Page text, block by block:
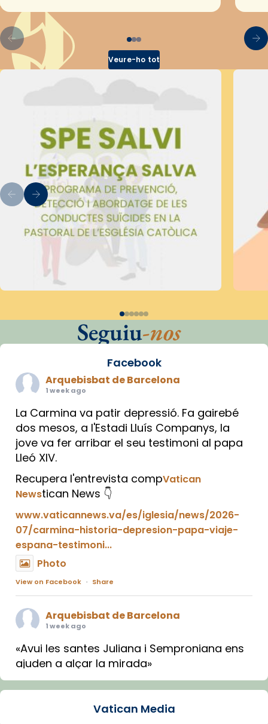
Veure-ho tot
Seguiu-nos
Facebook
Arquebisbat de Barcelona
1 week ago
La Carmina va patir depressió. Fa gairebé
dos mesos, a l'Estadi Lluís Companys, la
jove va fer arribar el seu testimoni al papa
Lleó XIV.
Recupera l'entrevista compVatican
Newstican News 👇
www.vaticannews.va/es/iglesia/news/2026-
07/carmina-historia-depresion-papa-viaje-
espana-testimoni...
Photo
View on Facebook · Share
Arquebisbat de Barcelona
1 week ago
«Avui les santes Juliana i Semproniana ens
ajuden a alçar la mirada»
Mons. Sergi Gordo, bisbe de Tortosa, ha
Santes de Mataró.Vatican Media